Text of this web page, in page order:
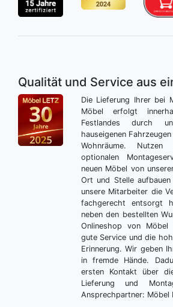
Qualität und Service aus
Die Lieferung Ihrer bei
Möbel erfolgt
Festlandes durch
hauseigenen
Wohnräume.
optionalen
neuen Möbel von
Ort und Stelle
unsere Mitarbeiter die
fachgerecht entsorgt
neben den bestellten
Onlineshop von
gute Service und die
Erinnerung. Wir geben
in fremde Hände.
ersten Kontakt über
Lieferung und
Ansprechpartner: Möbel